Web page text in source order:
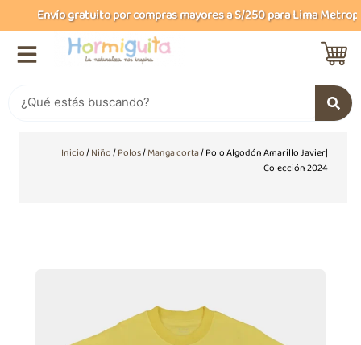
al
contenido
Envío gratuito por compras mayores a S/250 para Lima
Inicio/Niño/Polos/Manga corta/ Polo Algodón Amarillo Javier|
Colección 2024